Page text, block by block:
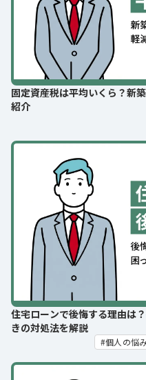
固定資産税は平均いくら？新
紹介
住宅ローンで後悔する理由は
きの対処法を解説
個人の悩み